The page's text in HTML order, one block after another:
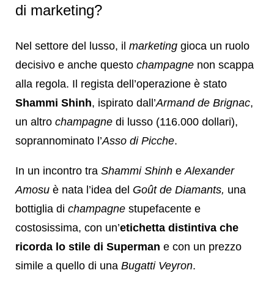
di marketing?
Nel settore del lusso, il marketing gioca un ruolo
decisivo e anche questo champagne non scappa
alla regola. Il regista dell’operazione è stato
Shammi Shinh, ispirato dall’Armand de Brignac,
un altro champagne di lusso (116.000 dollari),
soprannominato l’Asso di Picche.
In un incontro tra Shammi Shinh e Alexander
Amosu è nata l’idea del Goût de Diamants, una
bottiglia di champagne stupefacente e
costosissima, con un’etichetta distintiva che
ricorda lo stile di Superman e con un prezzo
simile a quello di una Bugatti Veyron.